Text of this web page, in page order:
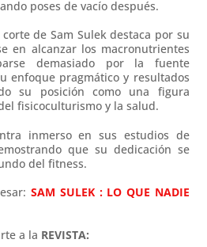
poses de vacío después.
de Sam Sulek destaca por su
en alcanzar los macronutrientes
demasiado por la fuente
enfoque pragmático y resultados
su posición como una figura
fisicoculturismo y la salud.
inmerso en sus estudios de
que su dedicación se
del fitness.
SAM SULEK : LO QUE NADIE
a la REVISTA: